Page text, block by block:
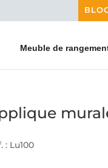
Meuble de
: Lu100